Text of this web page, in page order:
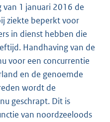
van 1 januari 2016 de
ziekte beperkt voor
in dienst hebben die
Handhaving van de
voor een concurrentie
en de genoemde
wordt de
geschrapt. Dit is
van noordzeeloods